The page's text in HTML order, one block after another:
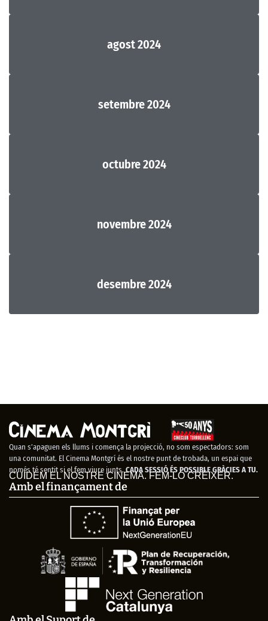
agost 2024
setembre 2024
octubre 2024
novembre 2024
desembre 2024
Quan s’apaguen els llums i comença la projecció, no som espectadors: som
una comunitat. El Cinema Montgrí és el nostre punt de trobada, un espai que
només té sentit si el fem viure junts. CADA SESSIÓ ÉS POSSIBLE GRÀCIES A TU.
CUIDEM EL NOSTRE CINEMA. FEM-LO CRÉIXER.
Amb el finançament de